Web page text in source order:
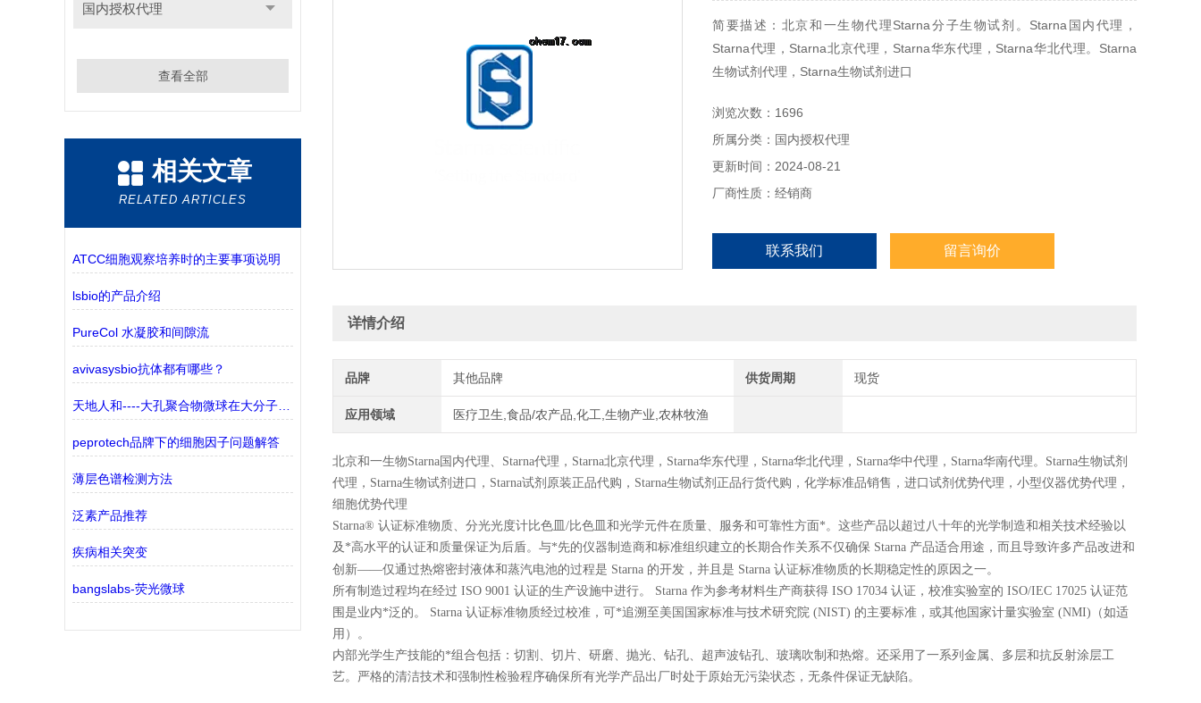
国内授权代理
查看全部
相关文章
RELATED ARTICLES
ATCC细胞观察培养时的主要事项说明
lsbio的产品介绍
PureCol 水凝胶和间隙流
avivasysbio抗体都有哪些？
天地人和----大孔聚合物微球在大分子纯化中的应用
peprotech品牌下的细胞因子问题解答
薄层色谱检测方法
泛素产品推荐
疾病相关突变
bangslabs-荧光微球
简要描述：北京和一生物代理Starna分子生物试剂。Starna国内代理，
Starna代理，Starna北京代理，Starna华东代理，Starna华北代理。Starna
生物试剂代理，Starna生物试剂进口
浏览次数：1696
所属分类：国内授权代理
更新时间：2024-08-21
厂商性质：经销商
联系我们 留言询价
详情介绍
品牌 其他品牌 供货周期 现货
应用领域 医疗卫生,食品/农产品,化工,生物产业,农林牧渔
北京和一生物Starna 国内代理、 Starna代理， Starna北京代理， Starna华东代理， Starna华北代理， Starna华中代理， Starna华南代理。 Starna生物试剂
代理， Starna生物试剂进口， Starna试剂原装正品代购， Starna生物试剂正品行货代购，化学标准品销售，进口试剂优势代理，小型仪器优势代理，
细胞优势代理
Starna® 认证标准物质、分光光度计比色皿/比色皿和光学元件在质量、服务和可靠性方面*。这些产品以超过八十年的光学制造和相关技术经验以
及*高水平的认证和质量保证为后盾。与*先的仪器制造商和标准组织建立的长期合作关系不仅确保 Starna 产品适合用途，而且导致许多产品改进和
创新——仅通过热熔密封液体和蒸汽电池的过程是 Starna 的开发，并且是 Starna 认证标准物质的长期稳定性的原因之一。
所有制造过程均在经过 ISO 9001 认证的生产设施中进行。 Starna 作为参考材料生产商获得 ISO 17034 认证，校准实验室的 ISO/IEC 17025 认证范
围是业内*泛的。 Starna 认证标准物质经过校准，可*追溯至美国国家标准与技术研究院 (NIST) 的主要标准，或其他国家计量实验室 (NMI)（如适
用）。
内部光学生产技能的*组合包括：切割、切片、研磨、抛光、钻孔、超声波钻孔、玻璃吹制和热熔。还采用了一系列金属、多层和抗反射涂层工
艺。严格的清洁技术和强制性检验程序确保所有光学产品出厂时处于原始无污染状态，无条件保证无缺陷。